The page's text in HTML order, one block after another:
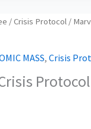
/Crisis Protocol /
MASS, Crisis